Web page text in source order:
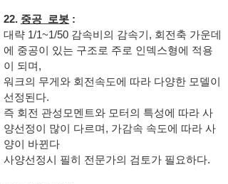
​22. 중공 로봇 :
대략 1/1~1/50 감속비의 감속기, 회전축 가운데
에 중공이 있는 구조로 주로 인덱스형에 적용
이 되며,
워크의 무게와 회전속도에 따라 다양한 모델이
선정된다.
즉 회전 관성모멘트와 모터의 특성에 따라 사
양선정이 많이 다르며, 가감속 속도에 따라 사
양이 바뀐다
사양선정시 필히 전문가의 검토가 필요하다.